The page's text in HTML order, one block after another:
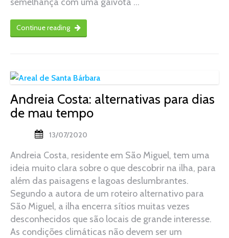
Continue reading
Andreia Costa: alternativas para dias
de mau tempo
13/07/2020
Andreia Costa, residente em São Miguel, tem uma
ideia muito clara sobre o que descobrir na ilha, para
além das paisagens e lagoas deslumbrantes.
Segundo a autora de um roteiro alternativo para
São Miguel, a ilha encerra sítios muitas vezes
desconhecidos que são locais de grande interesse.
As condições climáticas não devem ser um